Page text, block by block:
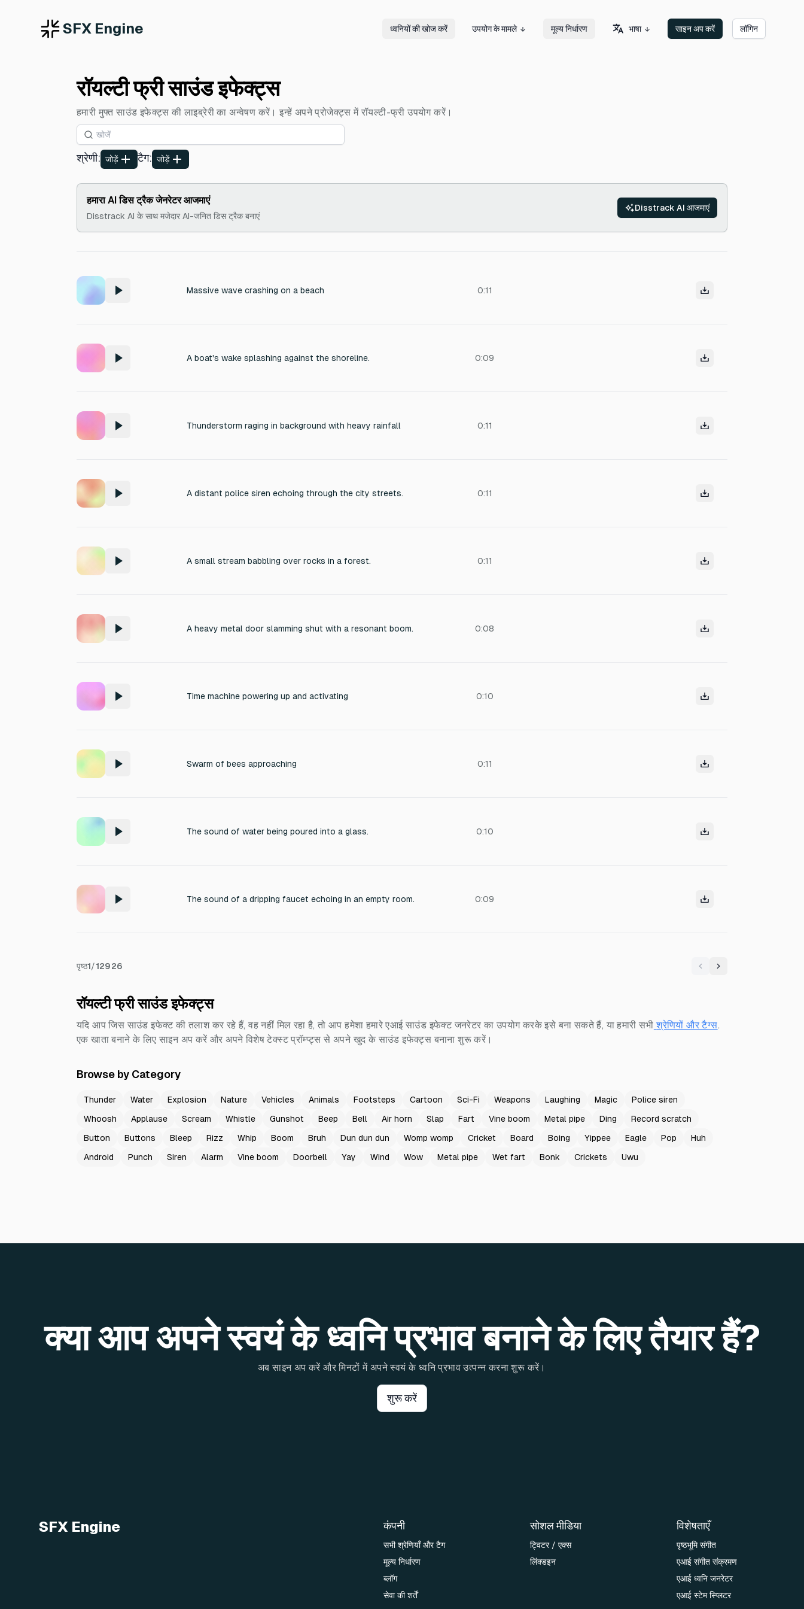
SFX Engine ध्वनियों की खोज करें उपयोग के मामले मूल्य निर्धारण भाषा साइन अप करें लॉगिन
रॉयल्टी फ्री साउंड इफेक्ट्स
हमारी मुफ्त साउंड इफेक्ट्स की लाइब्रेरी का अन्वेषण करें। इन्हें अपने प्रोजेक्ट्स में रॉयल्टी-फ्री उपयोग करें।
श्रेणी: जोड़ें टैग: जोड़ें
हमारा AI डिस ट्रैक जेनरेटर आजमाएं
Disstrack AI के साथ मजेदार AI-जनित डिस ट्रैक बनाएं
Disstrack AI आजमाएं
Massive wave crashing on a beach 0:11
A boat's wake splashing against the shoreline. 0:09
Thunderstorm raging in background with heavy rainfall 0:11
A distant police siren echoing through the city streets. 0:11
A small stream babbling over rocks in a forest. 0:11
A heavy metal door slamming shut with a resonant boom. 0:08
Time machine powering up and activating 0:10
Swarm of bees approaching 0:11
The sound of water being poured into a glass. 0:10
The sound of a dripping faucet echoing in an empty room. 0:09
पृष्ठ1/12926
Previous
Next
रॉयल्टी फ्री साउंड इफेक्ट्स
यदि आप जिस साउंड इफेक्ट की तलाश कर रहे हैं, वह नहीं मिल रहा है, तो आप हमेशा हमारे एआई साउंड इफेक्ट जनरेटर का उपयोग करके इसे बना सकते हैं, या हमारी सभी श्रेणियों और टैग्स.
एक खाता बनाने के लिए साइन अप करें और अपने विशेष टेक्स्ट प्रॉम्प्ट्स से अपने खुद के साउंड इफेक्ट्स बनाना शुरू करें।
Browse by Category
Thunder Water Explosion Nature Vehicles Animals Footsteps Cartoon Sci-Fi Weapons Laughing Magic
Police siren
Whoosh
Applause Scream Whistle Gunshot Beep Bell Air horn Slap Fart Vine boom Metal pipe Ding
Record scratch
Button
Buttons Bleep Rizz Whip Boom Bruh Dun dun dun Womp womp Cricket Board Boing Yippee Eagle Pop
Huh
Android
Punch Siren Alarm Vine boom Doorbell Yay Wind Wow Metal pipe Wet fart Bonk Crickets Uwu
क्या आप अपने स्वयं के ध्वनि प्रभाव बनाने के लिए तैयार हैं?
अब साइन अप करें और मिनटों में अपने स्वयं के ध्वनि प्रभाव उत्पन्न करना शुरू करें।
शुरू करें
SFX Engine कंपनी
सभी श्रेणियाँ और टैग
मूल्य निर्धारण
ब्लॉग
सेवा की शर्तें
सोशल मीडिया
ट्विटर / एक्स
लिंक्डइन
विशेषताएँ
पृष्ठभूमि संगीत
एआई संगीत संक्रमण
एआई ध्वनि जनरेटर
एआई स्टेम स्प्लिटर